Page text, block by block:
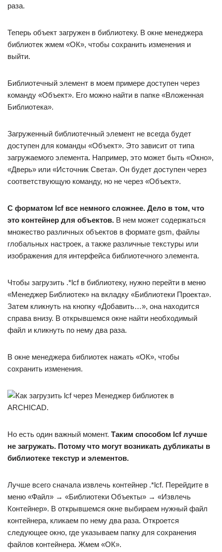
раза.
Теперь объект загружен в библиотеку. В окне менеджера
библиотек жмем «ОК», чтобы сохранить изменения и
выйти.
Библиотечный элемент в моем примере доступен через
команду «Объект». Его можно найти в папке «Вложенная
Библиотека».
Загруженный библиотечный элемент не всегда будет
доступен для команды «Объект». Это зависит от типа
загружаемого элемента. Например, это может быть «Окно»,
«Дверь» или «Источник Света». Он будет доступен через
соответствующую команду, но не через «Объект».
С форматом lcf все немного сложнее. Дело в том, что
это контейнер для объектов. В нем может содержаться
множество различных объектов в формате gsm, файлы
глобальных настроек, а также различные текстуры или
изображения для интерфейса библиотечного элемента.
Чтобы загрузить .*lcf в библиотеку, нужно перейти в меню
«Менеджер Библиотек» на вкладку «Библиотеки Проекта».
Затем кликнуть на кнопку «Добавить…», она находится
справа внизу. В открывшемся окне найти необходимый
файл и кликнуть по нему два раза.
В окне менеджера библиотек нажать «ОК», чтобы
сохранить изменения.
Но есть один важный момент. Таким способом lcf лучше
не загружать. Потому что могут возникать дубликаты в
библиотеке текстур и элементов.
Лучше всего сначала извлечь контейнер .*lcf. Перейдите в
меню «Файл» → «Библиотеки Объекты» → «Извлечь
Контейнер». В открывшемся окне выбираем нужный файл
контейнера, кликаем по нему два раза. Откроется
следующее окно, где указываем папку для сохранения
файлов контейнера. Жмем «ОК».